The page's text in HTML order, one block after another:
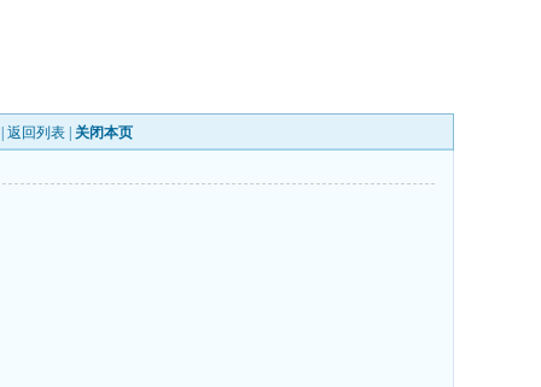
返回列表 关闭本页